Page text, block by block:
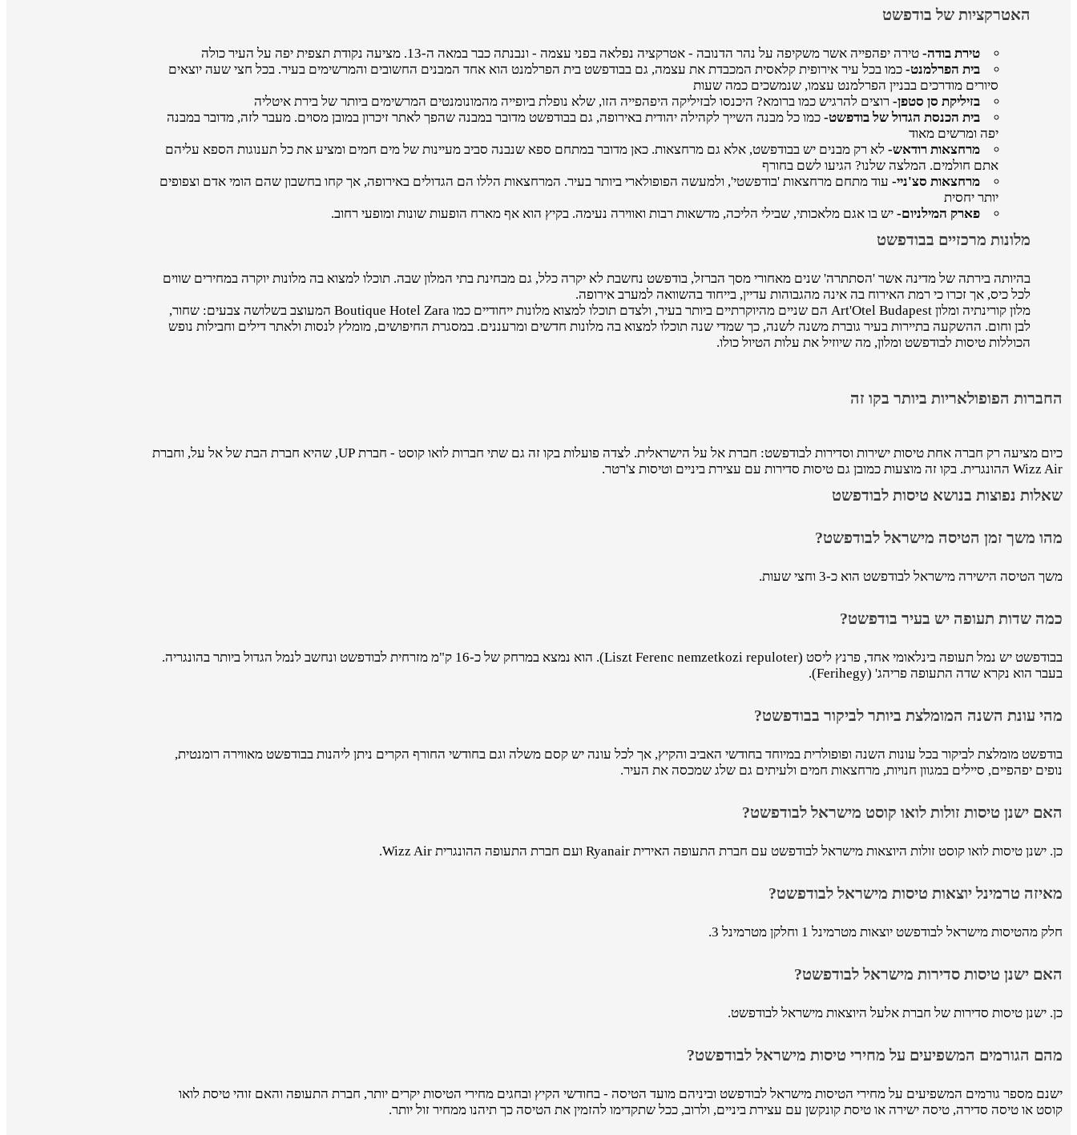
האטרקציות של בודפשט
טירת בודה- טירה יפהפייה אשר משקיפה על נהר הדנובה - אטרקציה נפלאה בפני עצמה - ונבנתה כבר במאה ה-13. מציעה נקודת תצפית יפה על העיר כולה
בית הפרלמנט- כמו בכל עיר אירופית קלאסית המכבדת את עצמה, גם בבודפשט בית הפרלמנט הוא אחד המבנים החשובים והמרשימים בעיר. בכל חצי שעה יוצאים
סיורים מודרכים בבניין הפרלמנט עצמו, שנמשכים כמה שעות
בזיליקת סן סטפן- רוצים להרגיש כמו ברומא? היכנסו לבזיליקה היפהפייה הזו, שלא נופלת ביופייה מהמונומנטים המרשימים ביותר של בירת איטליה
בית הכנסת הגדול של בודפשט- כמו כל מבנה השייך לקהילה יהודית באירופה, גם בבודפשט מדובר במבנה שהפך לאתר זיכרון במובן מסוים. מעבר לזה, מדובר במבנה
יפה ומרשים מאוד
מרחצאות רודאש- לא רק מבנים יש בבודפשט, אלא גם מרחצאות. כאן מדובר במתחם ספא שנבנה סביב מעיינות של מים חמים ומציע את כל תענוגות הספא עליהם
אתם חולמים. המלצה שלנו? הגיעו לשם בחורף
מרחצאות סצ'ניי- עוד מתחם מרחצאות 'בודפשטי', ולמעשה הפופולארי ביותר בעיר. המרחצאות הללו הם הגדולים באירופה, אך קחו בחשבון שהם הומי אדם וצפופים
יותר יחסית
פארק המילניום- יש בו אגם מלאכותי, שבילי הליכה, מדשאות רבות ואווירה נעימה. בקיץ הוא אף מארח הופעות שונות ומופעי רחוב.
מלונות מרכזיים בבודפשט
בהיותה בירתה של מדינה אשר 'הסתתרה' שנים מאחורי מסך הברזל, בודפשט נחשבת לא יקרה כלל, גם מבחינת בתי המלון שבה. תוכלו למצוא בה מלונות יוקרה במחירים שווים
לכל כיס, אך זכרו כי רמת האירוח בה אינה מהגבוהות עדיין, בייחוד בהשוואה למערב אירופה.
מלון קורינתיה ומלון Art'Otel Budapest הם שניים מהיוקרתיים ביותר בעיר, ולצדם תוכלו למצוא מלונות ייחודיים כמו Boutique Hotel Zara המעוצב בשלושה צבעים: שחור,
לבן וחום. ההשקעה בתיירות בעיר גוברת משנה לשנה, כך שמדי שנה תוכלו למצוא בה מלונות חדשים ומרעננים. במסגרת החיפושים, מומלץ לנסות ולאתר דילים וחבילות נופש
הכוללות טיסות לבודפשט ומלון, מה שיוזיל את עלות הטיול כולו.
החברות הפופולאריות ביותר בקו זה
כיום מציעה רק חברה אחת טיסות ישירות וסדירות לבודפשט: חברת אל על הישראלית. לצדה פועלות בקו זה גם שתי חברות לואו קוסט - חברת UP, שהיא חברת הבת של אל על, וחברת
Wizz Air ההונגרית. בקו זה מוצעות כמובן גם טיסות סדירות עם עצירת ביניים וטיסות צ'רטר.
שאלות נפוצות בנושא טיסות לבודפשט
מהו משך זמן הטיסה מישראל לבודפשט?
משך הטיסה הישירה מישראל לבודפשט הוא כ-3 וחצי שעות.
כמה שדות תעופה יש בעיר בודפשט?
בבודפשט יש נמל תעופה בינלאומי אחד, פרנץ ליסט (Liszt Ferenc nemzetkozi repuloter). הוא נמצא במרחק של כ-16 ק"מ מזרחית לבודפשט ונחשב לנמל הגדול ביותר בהונגריה.
בעבר הוא נקרא שדה התעופה פריהג' (Ferihegy).
מהי עונת השנה המומלצת ביותר לביקור בבודפשט?
בודפשט מומלצת לביקור בכל עונות השנה ופופולרית במיוחד בחודשי האביב והקיץ, אך לכל עונה יש קסם משלה וגם בחודשי החורף הקרים ניתן ליהנות בבודפשט מאווירה רומנטית,
נופים יפהפיים, סיילים במגוון חנויות, מרחצאות חמים ולעיתים גם שלג שמכסה את העיר.
האם ישנן טיסות זולות לואו קוסט מישראל לבודפשט?
כן. ישנן טיסות לואו קוסט זולות היוצאות מישראל לבודפשט עם חברת התעופה האירית Ryanair ועם חברת התעופה ההונגרית Wizz Air.
מאיזה טרמינל יוצאות טיסות מישראל לבודפשט?
חלק מהטיסות מישראל לבודפשט יוצאות מטרמינל 1 וחלקן מטרמינל 3.
האם ישנן טיסות סדירות מישראל לבודפשט?
כן. ישנן טיסות סדירות של חברת אלעל היוצאות מישראל לבודפשט.
מהם הגורמים המשפיעים על מחירי טיסות מישראל לבודפשט?
ישנם מספר גורמים המשפיעים על מחירי הטיסות מישראל לבודפשט וביניהם מועד הטיסה - בחודשי הקיץ ובחגים מחירי הטיסות יקרים יותר, חברת התעופה והאם זוהי טיסת לואו
קוסט או טיסה סדירה, טיסה ישירה או טיסת קונקשן עם עצירת ביניים, ולרוב, ככל שתקדימו להזמין את הטיסה כך תיהנו ממחיר זול יותר.